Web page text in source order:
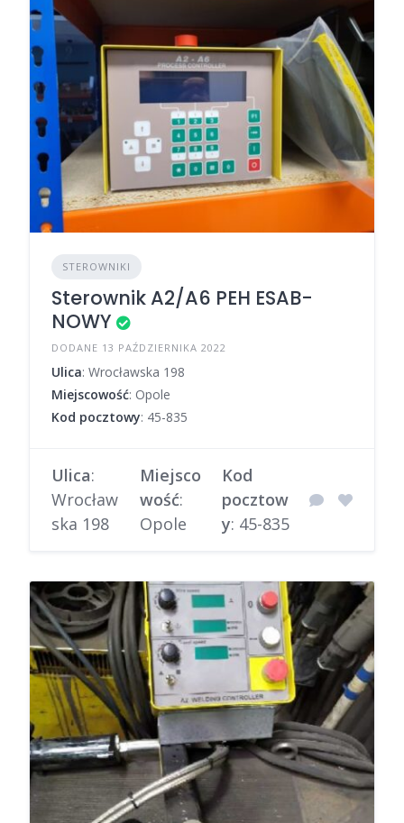
STEROWNIKI
Sterownik A2/A6 PEH ESAB-
NOWY
DODANE 13 PAŹDZIERNIKA 2022
Ulica: Wrocławska 198
Miejscowość: Opole
Kod pocztowy: 45-835
Ulica:
Wrocław
ska 198
Miejsco
wość:
Opole
Kod
pocztow
y: 45-835